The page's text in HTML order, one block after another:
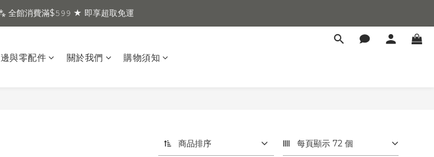
全館消費滿$𝟻𝟿𝟿 ★ 即享超取免運
與零配件 關於我們 購物須知
商品排序 每頁顯示 72 個